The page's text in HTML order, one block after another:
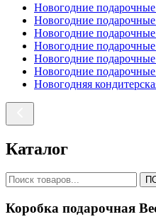
Новогодние
Новогодние
Новогодние
Новогодние подарочные
Новогодние
Новогодние
Новогодняя
Каталог
Коробка подарочная